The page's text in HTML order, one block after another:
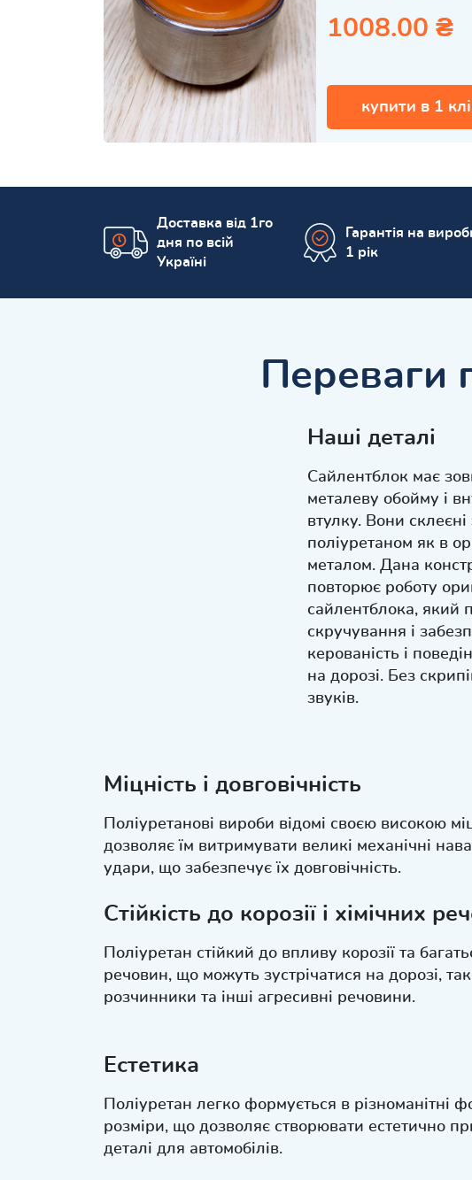
1008.00 ₴
купити в 1
Доставка від 1го
дня по всій
Україні
Гарантія на
1 рік
Переваги
Наші деталі
Сайлентблок має
металеву обойму і
втулку. Вони склеєні
поліуретаном як в
металом. Дана
повторює роботу
сайлентблока, який
скручування і
керованість і
на дорозі. Без
звуків.
Міцність і довговічність
Поліуретанові вироби відомі своєю високою
дозволяє їм витримувати великі механічні
удари, що забезпечує їх довговічність.
Стійкість до корозії і хімічних
Поліуретан стійкий до впливу корозії та
речовин, що можуть зустрічатися на дорозі,
розчинники та інші агресивні речовини.
Естетика
Поліуретан легко формується в різноманітні
розміри, що дозволяє створювати естетично
деталі для автомобілів.